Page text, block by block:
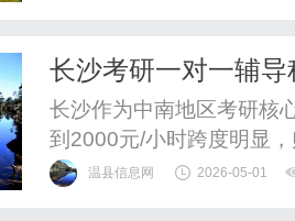
长沙考研一对一辅
长沙作为中南地区考研核
到2000元/小时跨度明显
质”或“低价无效”的误区
温县信息网 2026-05-01